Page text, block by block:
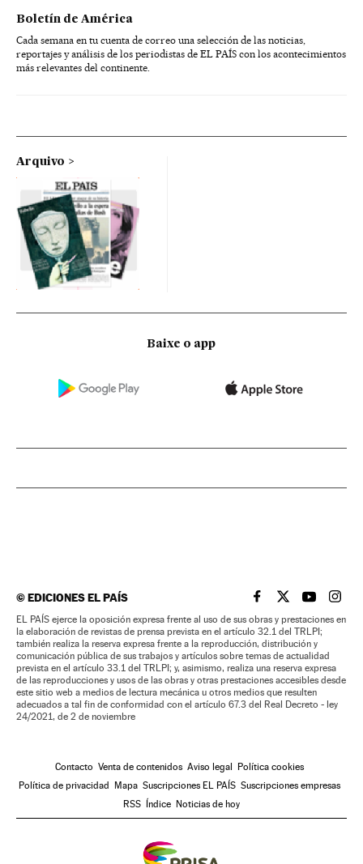
Boletín de América
Cada semana en tu cuenta de correo una selección de las noticias,
reportajes y análisis de los periodistas de EL PAÍS con los acontecimientos
más relevantes del continente.
Arquivo
Baixe o app
©EDICIONES EL PAÍS EL PAÍS BRASIL EN
EL PAÍSEL PAÍS
EL
EL PAÍS ejerce la oposición expresa frente al uso de sus obras y prestaciones en
la elaboración de revistas de prensa prevista en el artículo 32.1 del TRLPI;
también realiza la reserva expresa frente a la reproducción, distribución y
comunicación pública de sus trabajos y artículos sobre temas de actualidad
prevista en el artículo 33.1 del TRLPI; y, asimismo, realiza una reserva expresa
de las reproducciones y usos de las obras y otras prestaciones accesibles desde
este sitio web a medios de lectura mecánica u otros medios que resulten
adecuados a tal fin de conformidad con el artículo 67.3 del Real Decreto - ley
24/2021, de 2 de noviembre
Contacto Venta de contenidos Aviso legal
Política cookies
Política de privacidad
Mapa Suscripciones EL PAÍS Suscripciones empresas
RSS
Índice Noticias de hoy